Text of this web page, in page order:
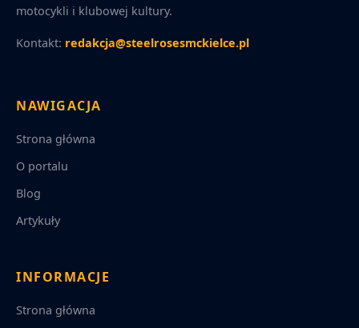
motocykli i klubowej kultury.
Kontakt: redakcja@steelrosesmckielce.pl
NAWIGACJA
Strona główna
O portalu
Blog
Artykuły
INFORMACJE
Strona główna